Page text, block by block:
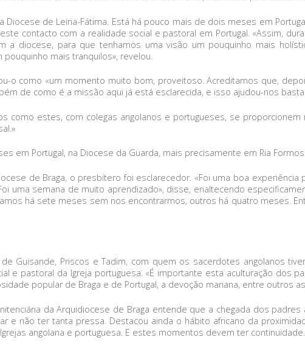
Diocese de Leiria-Fátima. Está há pouco mais de dois meses em
contacto com a realidade social e pastoral em Portugal. «Assim,
a diocese, para que tenhamos uma visão um pouquinho mais
mais tranquilos», revelou.
o como «um momento muito bom, proveitoso. Acreditamos que,
de como é a missão aqui já está esclarecida, e isso ajudou-nos
como estes, com colegas angolanos e portugueses, se
em Portugal, na Diocese da Guarda, mais precisamente em Ria
de Braga, o presbítero foi esclarecedor. «Foi uma boa
uma semana de muito aprendizado», disse, enaltecendo
há sete meses sem nos encontrarmos, outros há quatro meses.
Guisande, Priscos e Tadim, com quem os sacerdotes angolanos
e pastoral da Igreja portuguesa. «É importante esta aculturação dos
popular de Braga e de Portugal, a devoção mariana, entre outros
da Arquidiocese de Braga entende que a chegada dos
e não ter tanta pressa. Destacou ainda o hábito africano da
angolana e portuguesa. E estes momentos devem ter